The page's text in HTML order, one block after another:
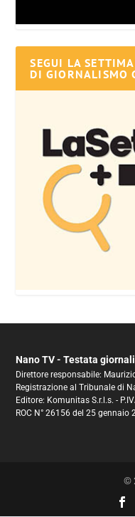
SEGUI LA
DI GIORNALISMO
Nano TV - Testata
Direttore responsabile:
Registrazione al Tribunale di
Editore: Komunitas S.r.l.s. -
ROC N° 26156 del 25 gennaio
©